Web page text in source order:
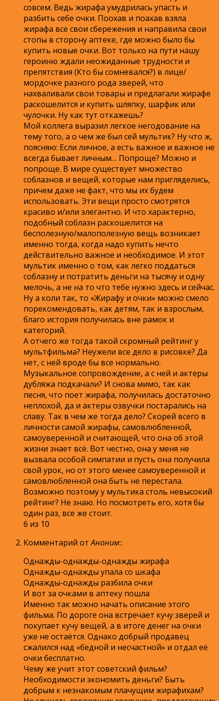
совсем. Ведь жирафа умудрилась упасть и
разбить себе очки. Поохав и поахав взяла
жирафа все свои сбережения и направила свои
стопы в сторону аптеке, где можно было бы
купить новые очки. Вот только на пути нашу
героиню ждали неожиданные трудности и
препятствия (Кто бы сомневался?) в лице/
мордочке разного рода зверей, что
нахваливали свои товары и предлагали жирафе
раскошелится и купить шляпку, шарфик или
чулочки. Ну как тут откажешь?
Мой коллега выразил легкое негодование на
тему того, а о чем же был сей мультик? Ну что ж,
поясняю: Если личное, а есть важное и важное не
всегда бывает личным… Попроще? Можно и
попроще. В мире существует множество
соблазнов и вещей, которые нам пригляделись,
причем даже не факт, что мы их будем
использовать. Эти вещи просто смотрятся
красиво и/или элегантно. И что характерно,
подобный соблазн раскошелится на
бесполезную/малополезную вещь возникает
именно тогда, когда надо купить нечто
действительно важное и необходимое. И этот
мультик именно о том, как легко поддаться
соблазну и потратить деньги на тысячу и одну
мелочь, а не на то что тебе нужно здесь и сейчас.
Ну а коли так, то «Жирафу и очки» можно смело
порекомендовать, как детям, так и взрослым,
благо история получилась вне рамок и
категорий.
А отчего же тогда такой скромный рейтинг у
мультфильма? Неужели все дело в рисовке? Да
нет, с ней вроде бы все нормально.
Музыкальное сопровождение, а с ней и актеры
дубляжа подкачали? И снова мимо, так как
песня, что поет жирафа, получилась достаточно
неплохой, да и актеры озвучки постарались на
славу. Так в чем же тогда дело? Скорей всего в
личности самой жирафы, самовлюбленной,
самоуверенной и считающей, что она об этой
жизни знает всё. Вот честно, она у меня не
вызвала особой симпатии и пусть она получила
свой урок, но от этого менее самоуверенной и
самовлюбленной она быть не перестала.
Возможно поэтому у мультика столь невысокий
рейтинг? Не знаю. Но посмотреть его, хотя бы
один раз, все же стоит.
6 из 10
Комментарий отАноним::
Однажды-однажды-однажды жирафа
Однажды-однажды упала со шкафа
Однажды-однажды разбила очки
И вот за очками в аптеку пошла
Именно так можно начать описание этого
фильма. По дороге она встречает кучу зверей и
покупает кучу вещей, а в итоге денег на очки
уже не остаётся. Однако добрый продавец
сжалился над «бедной и несчастной» и отдал её
очки бесплатно.
Чему же учит этот советский фильм?
Необходимости экономить деньги? Быть
добрым к незнакомым плачущим жирафихам?